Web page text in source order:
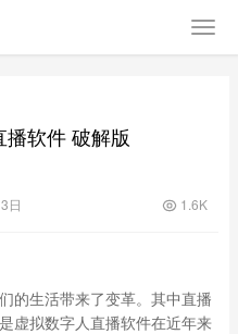
播软件 破解版
日 1.6K
的生活带来了变革。其中直播
虚拟数字人直播软件在近年来